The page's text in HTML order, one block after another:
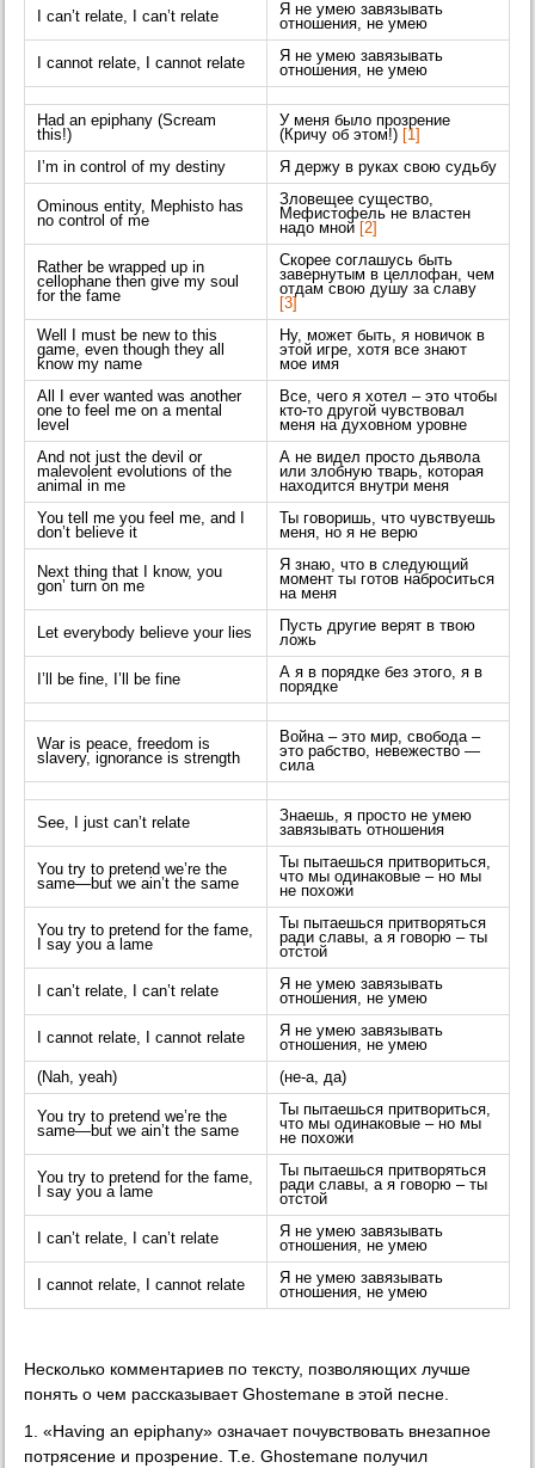
I can’t relate, I can’t relate
Я не умею завязывать
отношения, не умею
I cannot relate, I cannot relate
Я не умею завязывать
отношения, не умею
Had an epiphany (Scream
this!)
У меня было прозрение
(Кричу об этом!)
[1]
I’m in control of my destiny
Я держу в руках свою судьбу
Ominous entity, Mephisto has
no control of me
Зловещее существо,
Мефистофель не властен
надо мной [2]
Rather be wrapped up in
cellophane then give my soul
for the fame
Скорее соглашусь быть
завернутым в целлофан, чем
отдам свою душу за славу
[3]
Well I must be new to this
game, even though they all
know my name
Ну, может быть, я новичок в
этой игре, хотя все знают
мое имя
All I ever wanted was another
one to feel me on a mental
level
Все, чего я хотел – это чтобы
кто-то другой чувствовал
меня на духовном уровне
And not just the devil or
malevolent evolutions of the
animal in me
А не видел просто дьявола
или злобную тварь, которая
находится внутри меня
You tell me you feel me, and I
don’t believe it
Ты говоришь, что чувствуешь
меня, но я не верю
Next thing that I know, you
gon’ turn on me
Я знаю, что в следующий
момент ты готов наброситься
на меня
Let everybody believe your lies
Пусть другие верят в твою
ложь
I’ll be fine, I’ll be fine
А я в порядке без этого, я в
порядке
War is peace, freedom is
slavery, ignorance is strength
Война – это мир, свобода –
это рабство, невежество —
сила
See, I just can’t relate
Знаешь, я просто не умею
завязывать отношения
You try to pretend we’re the
same—but we ain’t the same
Ты пытаешься притвориться,
что мы одинаковые – но мы
не похожи
You try to pretend for the fame,
I say you a lame
Ты пытаешься притворяться
ради славы, а я говорю – ты
отстой
I can’t relate, I can’t relate
Я не умею завязывать
отношения, не умею
I cannot relate, I cannot relate
Я не умею завязывать
отношения, не умею
(Nah, yeah)
(не-а, да)
You try to pretend we’re the
same—but we ain’t the same
Ты пытаешься притвориться,
что мы одинаковые – но мы
не похожи
You try to pretend for the fame,
I say you a lame
Ты пытаешься притворяться
ради славы, а я говорю – ты
отстой
I can’t relate, I can’t relate
Я не умею завязывать
отношения, не умею
I cannot relate, I cannot relate
Я не умею завязывать
отношения, не умею
Несколько комментариев по тексту, позволяющих лучше
понять о чем рассказывает Ghostemane в этой песне.
1. «Having an epiphany» означает почувствовать внезапное
потрясение и прозрение. Т.е. Ghostemane получил